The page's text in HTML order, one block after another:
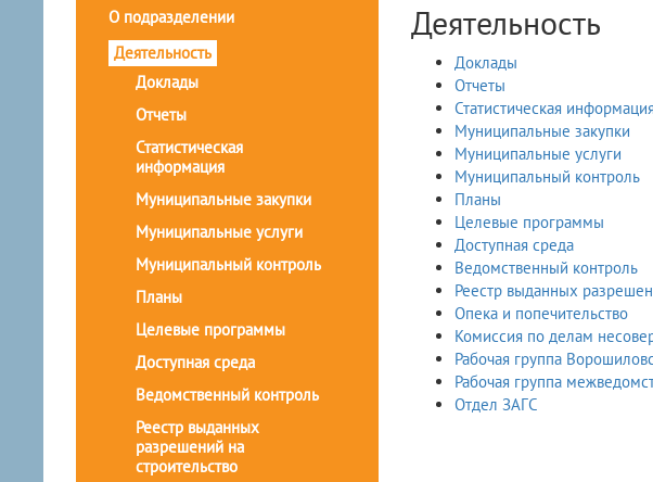
О подразделении
Деятельность
Доклады
Отчеты
Статистическая
информация
Муниципальные закупки
Муниципальные услуги
Муниципальный контроль
Планы
Целевые программы
Доступная среда
Ведомственный контроль
Реестр выданных
разрешений на
строительство
Деятельность
Доклады
Отчеты
Статистическая информация
Муниципальные закупки
Муниципальные услуги
Муниципальный контроль
Планы
Целевые программы
Доступная среда
Ведомственный контроль
Реестр выданных
Опека и попечительство
Комиссия по делам
Рабочая группа
Рабочая группа
Отдел ЗАГС